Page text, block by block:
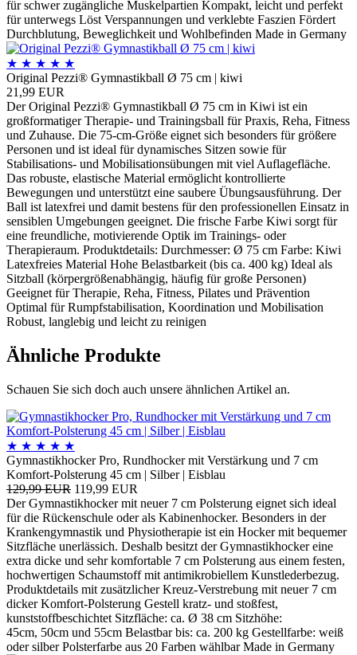
für schwer zugängliche Muskelpartien Kompakt, leicht und perfekt
für unterwegs Löst Verspannungen und verklebte Faszien Fördert
Durchblutung, Beweglichkeit und Wohlbefinden Made in Germany
★ ★ ★ ★ ★
Original Pezzi® Gymnastikball Ø 75 cm | kiwi
21,99 EUR
Der Original Pezzi® Gymnastikball Ø 75 cm in Kiwi ist ein
großformatiger Therapie- und Trainingsball für Praxis, Reha, Fitness
und Zuhause. Die 75-cm-Größe eignet sich besonders für größere
Personen und ist ideal für dynamisches Sitzen sowie für
Stabilisations- und Mobilisationsübungen mit viel Auflagefläche.
Das robuste, elastische Material ermöglicht kontrollierte
Bewegungen und unterstützt eine saubere Übungsausführung. Der
Ball ist latexfrei und damit bestens für den professionellen Einsatz in
sensiblen Umgebungen geeignet. Die frische Farbe Kiwi sorgt für
eine freundliche, motivierende Optik im Trainings- oder
Therapieraum. Produktdetails: Durchmesser: Ø 75 cm Farbe: Kiwi
Latexfreies Material Hohe Belastbarkeit (bis ca. 400 kg) Ideal als
Sitzball (körpergrößenabhängig, häufig für große Personen)
Geeignet für Therapie, Reha, Fitness, Pilates und Prävention
Optimal für Rumpfstabilisation, Koordination und Mobilisation
Robust, langlebig und leicht zu reinigen
Ähnliche Produkte
Schauen Sie sich doch auch unsere ähnlichen Artikel an.
★ ★ ★ ★ ★
Gymnastikhocker Pro, Rundhocker mit Verstärkung und 7 cm
Komfort-Polsterung 45 cm | Silber | Eisblau
129,99 EUR 119,99 EUR
Der Gymnastikhocker mit neuer 7 cm Polsterung eignet sich ideal
für die Rückenschule oder als Kabinenhocker. Besonders in der
Krankengymnastik und Physiotherapie ist ein Hocker mit bequemer
Sitzfläche unerlässich. Deshalb besitzt der Gymnastikhocker eine
extra dicke und sehr komfortable 7 cm Polsterung aus einem festen,
hochwertigen Schaumstoff mit antimikrobiellem Kunstlederbezug.
Produktdetails mit zusätzlicher Kreuz-Verstrebung mit neuer 7 cm
dicker Komfort-Polsterung Gestell kratz- und stoßfest,
kunststoffbeschichtet Sitzfläche: ca. Ø 38 cm Sitzhöhe:
45cm, 50cm und 55cm Belastbar bis: ca. 200 kg Gestellfarbe: weiß
oder silber Polsterfarbe aus 20 Farben wählbar Made in Germany